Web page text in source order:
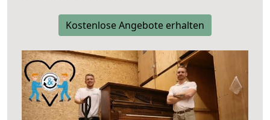
Kostenlose Angebote erhalten